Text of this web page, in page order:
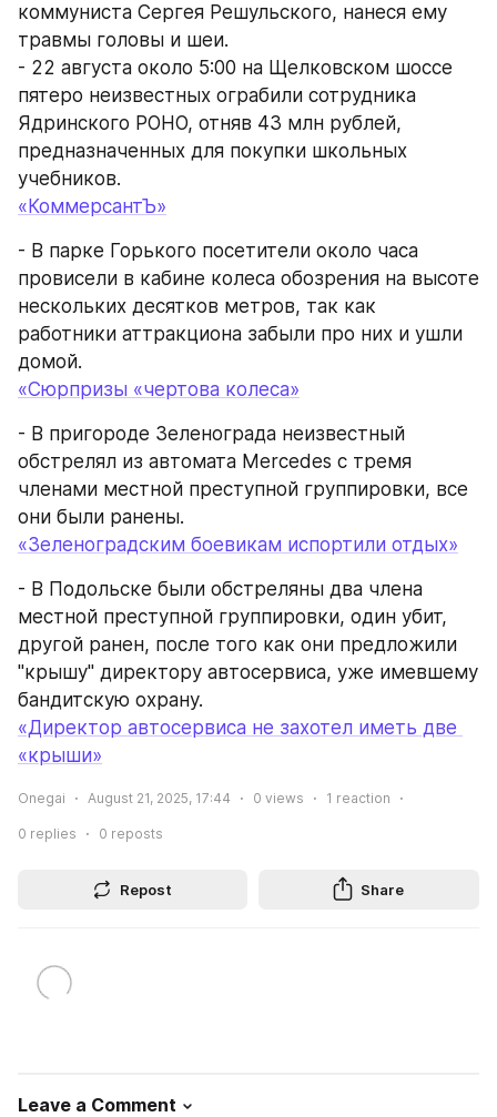
коммуниста Сергея Решульского, нанеся ему
травмы головы и шеи.
- 22 августа около 5:00 на Щелковском шоссе
пятеро неизвестных ограбили сотрудника
Ядринского РОНО, отняв 43 млн рублей,
предназначенных для покупки школьных
учебников.
«КоммерсантЪ»
- В парке Горького посетители около часа
провисели в кабине колеса обозрения на высоте
нескольких десятков метров, так как
работники аттракциона забыли про них и ушли
домой.
«Сюрпризы «чертова колеса»
- В пригороде Зеленограда неизвестный
обстрелял из автомата Mercedes с тремя
членами местной преступной группировки, все
они были ранены.
«Зеленоградским боевикам испортили отдых»
- В Подольске были обстреляны два члена
местной преступной группировки, один убит,
другой ранен, после того как они предложили
"крышу" директору автосервиса, уже имевшему
бандитскую охрану.
«Директор автосервиса не захотел иметь две
«крыши»
Onegai August 21, 2025, 17:44 0 views 1 reaction
0 replies 0 reposts
Repost Share
Leave a Comment